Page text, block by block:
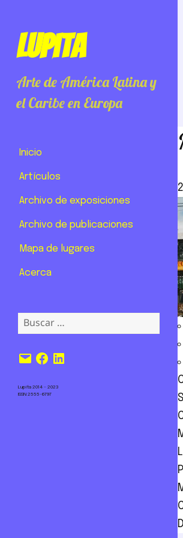
Lupita
Arte de América Latina y
el Caribe en Europa
Inicio
Artículos
Archivo de exposiciones
Archivo de publicaciones
Mapa de lugares
Acerca
Buscar:
Correo
electrónico
Facebook
LinkedIn
Lupita 2014 – 2023
ISSN 2555-6797